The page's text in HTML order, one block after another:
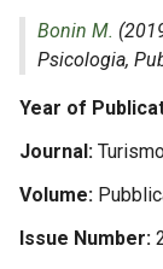
Bonin M.
Psicologia,
Year of
Journal
Volume
Issue Number